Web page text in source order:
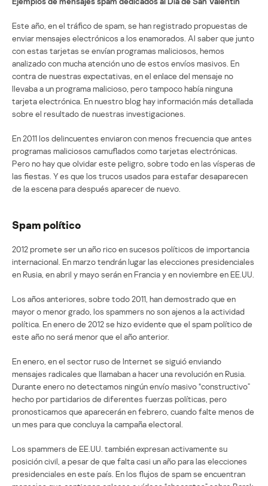
Este año, en el tráfico de spam, se han registrado propuestas de
enviar mensajes electrónicos a los enamorados. Al saber que junto
con estas tarjetas se envían programas maliciosos, hemos
analizado con mucha atención uno de estos envíos masivos. En
contra de nuestras expectativas, en el enlace del mensaje no
llevaba a un programa malicioso, pero tampoco había ninguna
tarjeta electrónica. En nuestro blog hay información más detallada
sobre el resultado de nuestras investigaciones.
En 2011 los delincuentes enviaron con menos frecuencia que antes
programas maliciosos camuflados como tarjetas electrónicas.
Pero no hay que olvidar este peligro, sobre todo en las vísperas de
las fiestas. Y es que los trucos usados para estafar desaparecen
de la escena para después aparecer de nuevo.
Spam político
2012 promete ser un año rico en sucesos políticos de importancia
internacional. En marzo tendrán lugar las elecciones presidenciales
en Rusia, en abril y mayo serán en Francia y en noviembre en EE.UU.
Los años anteriores, sobre todo 2011, han demostrado que en
mayor o menor grado, los spammers no son ajenos a la actividad
política. En enero de 2012 se hizo evidente que el spam político de
este año no será menor que el año anterior.
En enero, en el sector ruso de Internet se siguió enviando
mensajes radicales que llamaban a hacer una revolución en Rusia.
Durante enero no detectamos ningún envío masivo “constructivo”
hecho por partidarios de diferentes fuerzas políticas, pero
pronosticamos que aparecerán en febrero, cuando falte menos de
un mes para que concluya la campaña electoral.
Los spammers de EE.UU. también expresan activamente su
posición civil, a pesar de que falta casi un año para las elecciones
presidenciales en este país. En los flujos de spam se encuentran